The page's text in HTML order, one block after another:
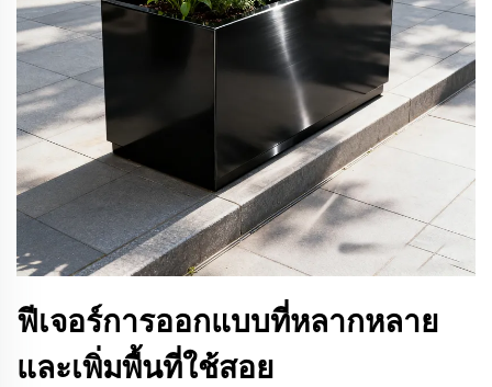
ฟีเจอร์การออกแบบที่หลากหลาย
และเพิ่มพื้นที่ใช้สอย